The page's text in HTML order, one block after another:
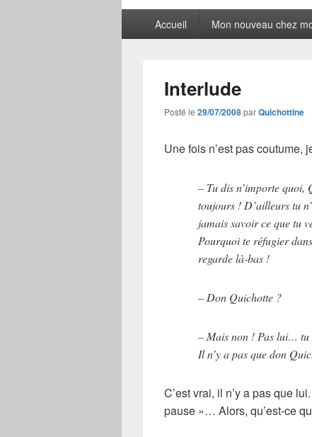
principalAccueil Mon nouveau chez
Interlude
Posté le 29/07/2008parQuichottine
Une fois n’est pas coutume,
– Tu dis n’importe quoi,
toujours ! D’ailleurs tu
jamais savoir ce que tu
Pourquoi te réfugier
regarde là-bas !
– Don Quichotte ?
– Mais non ! Pas lui… tu
Il n’y a pas que don
C’est vrai, il n’y a pas que
pause »… Alors, qu’est-ce